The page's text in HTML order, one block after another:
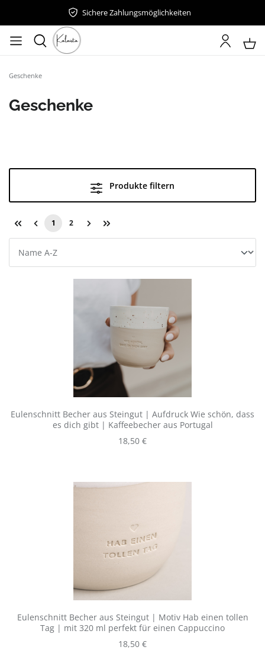
Sichere Zahlungsmöglichkeiten
Geschenke
Geschenke
Produkte filtern
Seite
1 Seite
2
Eulenschnitt Becher aus Steingut | Aufdruck Wie schön, dass
es dich gibt | Kaffeebecher aus Portugal
Regulärer Preis:
18,50 €
Eulenschnitt Becher aus Steingut | Motiv Hab einen tollen
Tag | mit 320 ml perfekt für einen Cappuccino
Regulärer Preis:
18,50 €